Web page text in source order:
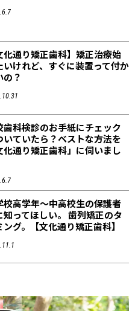
化通り矯正歯科】矯正治療始
いけれど、すぐに装置って付か
の？
歯科検診のお手紙にチェック
いていたら？ベストな方法を
化通り矯正歯科」に伺いまし
校高学年〜中高校生の保護者
知ってほしい。 歯列矯正のタ
ング。【文化通り矯正歯科】